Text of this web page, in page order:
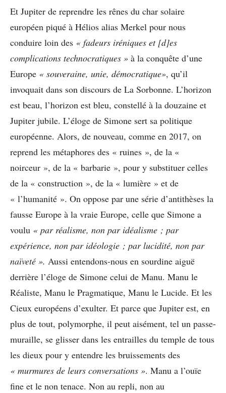
Et Jupiter de reprendre les rênes du char solaire
européen piqué à Hélios alias Merkel pour nous
conduire loin des « fadeurs iréniques et [d]es
complications technocratiques » à la conquête d’une
Europe « souveraine, unie, démocratique», qu’il
invoquait dans son discours de La Sorbonne. L’horizon
est beau, l’horizon est bleu, constellé à la douzaine et
Jupiter jubile. L’éloge de Simone sert sa politique
européenne. Alors, de nouveau, comme en 2017, on
reprend les métaphores des « ruines », de la «
noirceur », de la « barbarie », pour y substituer celles
de la « construction », de la « lumière » et de
« l’humanité ». On oppose par une série d’antithèses la
fausse Europe à la vraie Europe, celle que Simone a
voulu « par réalisme, non par idéalisme ; par
expérience, non par idéologie ; par lucidité, non par
naïveté ». Aussi entendons-nous en sourdine aiguë
derrière l’éloge de Simone celui de Manu. Manu le
Réaliste, Manu le Pragmatique, Manu le Lucide. Et les
Cieux européens d’exulter. Et parce que Jupiter est, en
plus de tout, polymorphe, il peut aisément, tel un passe-
muraille, se glisser dans les entrailles du temple de tous
les dieux pour y entendre les bruissements des
« murmures de leurs conversations ». Manu a l’ouïe
fine et le non tenace. Non au repli, non au